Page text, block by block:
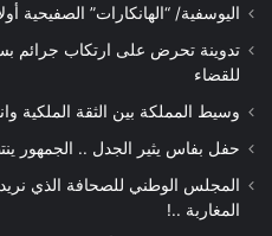
اليوسفية/ “الهانكارات” الصفيحية
تدوينة تحرض على ارتكاب جرائم
للقضاء
وسيط المملكة بين الثقة الملكية
حفل بفاس يثير الجدل .. الجمهور
المجلس الوطني للصحافة الذي
المغاربة ..!